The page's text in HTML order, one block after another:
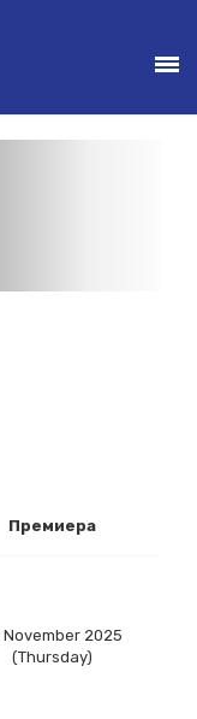
Премиера
November 2025
(Thursday)